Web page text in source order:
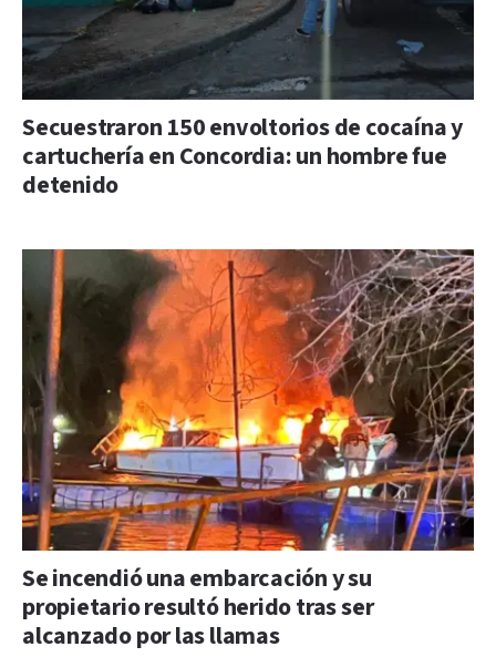
Secuestraron 150 envoltorios de cocaína y
cartuchería en Concordia: un hombre fue
detenido
Se incendió una embarcación y su
propietario resultó herido tras ser
alcanzado por las llamas